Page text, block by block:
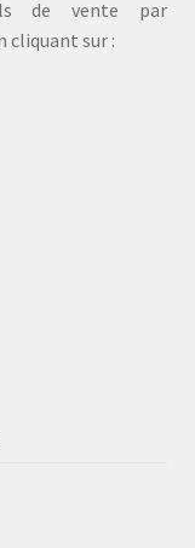
de vente par
cliquant sur :